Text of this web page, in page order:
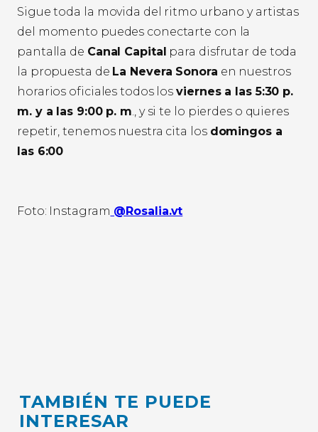
Sigue toda la movida del ritmo urbano y artistas
del momento puedes conectarte con la
pantalla de Canal Capital para disfrutar de toda
la propuesta de La Nevera Sonora en nuestros
horarios oficiales todos losviernes a las 5:30 p.
m. y a las 9:00 p. m., y si te lo pierdes o quieres
repetir, tenemos nuestra cita los domingos a
las 6:00
Foto: Instagram @Rosalia.vt
TAMBIÉN TE PUEDE
INTERESAR